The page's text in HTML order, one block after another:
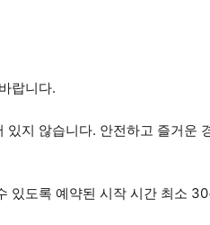
랍니다.
지 않습니다. 안전하고 즐거운
있도록 예약된 시작 시간 최소